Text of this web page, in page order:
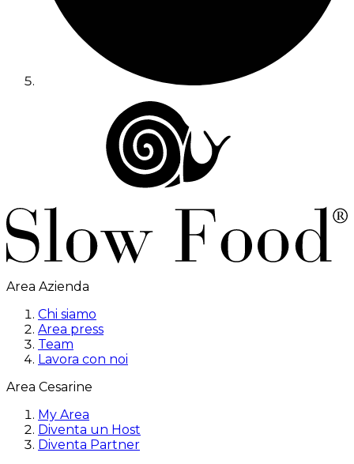
Area Azienda
Chi siamo
Area press
Team
Lavora con noi
Area Cesarine
My Area
Diventa un Host
Diventa Partner